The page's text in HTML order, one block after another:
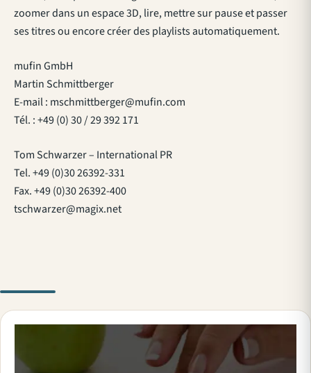
zoomer dans un espace 3D, lire, mettre sur pause et passer
ses titres ou encore créer des playlists automatiquement.
mufin GmbH
Martin Schmittberger
E-mail : mschmittberger@mufin.com
Tél. : +49 (0) 30 / 29 392 171
Tom Schwarzer – International PR
Tel. +49 (0)30 26392-331
Fax. +49 (0)30 26392-400
tschwarzer@magix.net